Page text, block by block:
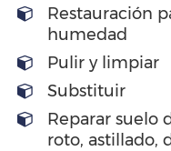
Restauración
humedad
Pulir y limpiar
Substituir
Reparar suelo
roto, astillado,